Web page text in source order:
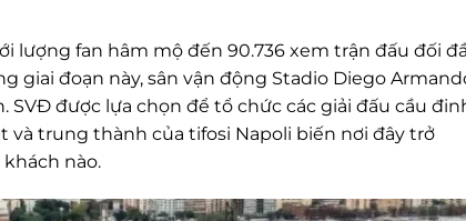
lượng fan hâm mộ đến 90.736 xem trận đấu đối
giai đoạn này, sân vận động Stadio Diego
được lựa chọn để tổ chức các giải đấu cầu
và trung thành của tifosi Napoli biến nơi đây trở
nào.